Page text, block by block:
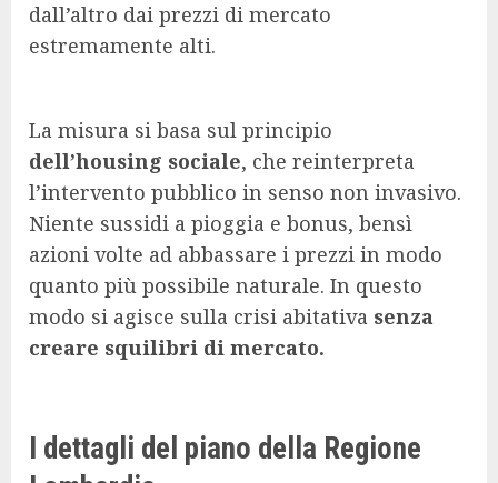
dall’altro dai prezzi di mercato
estremamente alti.
La misura si basa sul principio
dell’housing sociale, che reinterpreta
l’intervento pubblico in senso non invasivo.
Niente sussidi a pioggia e bonus, bensì
azioni volte ad abbassare i prezzi in modo
quanto più possibile naturale. In questo
modo si agisce sulla crisi abitativa senza
creare squilibri di mercato.
I dettagli del piano della Regione